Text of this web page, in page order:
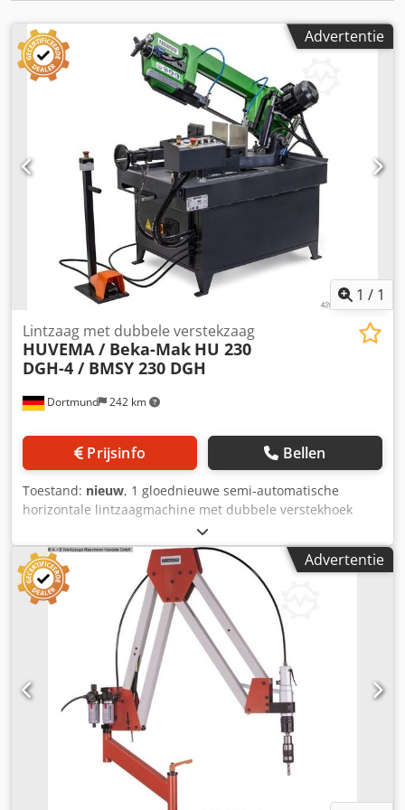
hoogteverstelling • Heavy-duty tandwielkast •
Koelinstallatie • Aanvoerrollenbaan 1200 mm •
Spanenborstel • 1 stuk bi-metaal zaagband •
Bedieningspaneel • CE-conform Levertijd: ca. 8 weken na
ontvangst van de bestelling Siegfried Volz
Werkzeugmaschinen Rüschebrinkstr. 151-153 DE - 44143
Dortmund-Wambel / Duitsland
Advertentie
1 / 1
Dortmund 242 km
Lintzaag met dubbele verstekzaag
HUVEMA / Beka-Mak HU 230
DGH-4 / BMSY 230 DGH
Prijsinfo Bellen
Toestand: nieuw, 1 gloednieuwe semi-automatische
horizontale lintzaagmachine met dubbele verstekhoek
Merk: HUVEMA / Beka-Mak, Oorsprong Turkije Model: HU
230 DGH-4 / BMSY 230 DGH Technische gegevens:
Snijgebied: Ongeveer 230 mm rechthoek 320 x 130 mm
Dsdpfx Ajvyidmsh Sock Vierkant 230 mm -45° Rond 180
mm -45° Plat 230 x 100 mm -45° vierkant 150 mm +45°
Rond 210 mm +45° Vlak 230 x 160 mm +45° vierkant 180
mm +60° Rond 120 mm +60° Vlak 120 x 100 mm +60°
vierkant 100 mm werkhoogte 795 mm Motorvermogen
hoofdaandrijving 1,0 - 1,3 kW, 400 V, 50 Hz Motorvermogen
koelvloeistofpomp 0,12 kW 2 snelheden 35 / 70 m/min
Zaagblad afmetingen 2730 x 27 x 0,9 mm Afmetingen L x B
x H 1350 x 700 x 1300 mm gewicht 415 kg Accessoires /
Bijzonderheden: • Semi-automatische bediening •
Hydraulisch klemmen van de bankschroef via voetpedaal •
Verstek aan beide zijden door middel van een draaibaar
Advertentie